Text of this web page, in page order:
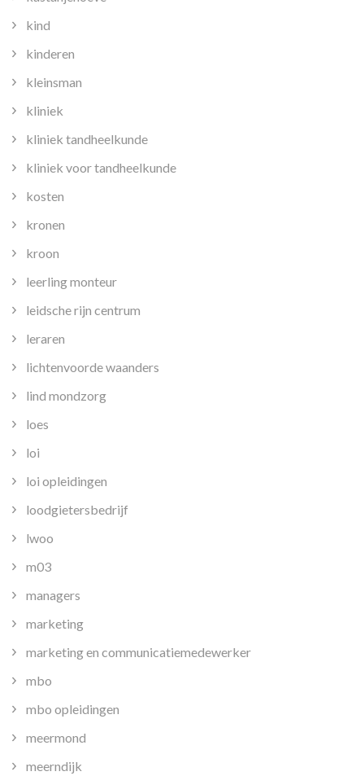
kind
kinderen
kleinsman
kliniek
kliniek tandheelkunde
kliniek voor tandheelkunde
kosten
kronen
kroon
leerling monteur
leidsche rijn centrum
leraren
lichtenvoorde waanders
lind mondzorg
loes
loi
loi opleidingen
loodgietersbedrijf
lwoo
m03
managers
marketing
marketing en communicatiemedewerker
mbo
mbo opleidingen
meermond
meerndijk